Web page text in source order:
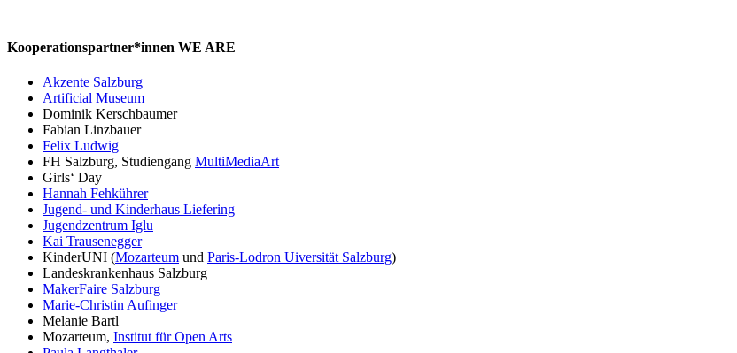
Kooperationspartner*innen WE ARE
Akzente Salzburg
Artificial Museum
Dominik Kerschbaumer
Fabian Linzbauer
Felix Ludwig
FH Salzburg, Studiengang MultiMediaArt
Girls‘ Day
Hannah Fehkührer
Jugend- und Kinderhaus Liefering
Jugendzentrum Iglu
Kai Trausenegger
KinderUNI (Mozarteum und Paris-Lodron Uiversität Salzburg)
Landeskrankenhaus Salzburg
MakerFaire Salzburg
Marie-Christin Aufinger
Melanie Bartl
Mozarteum, Institut für Open Arts